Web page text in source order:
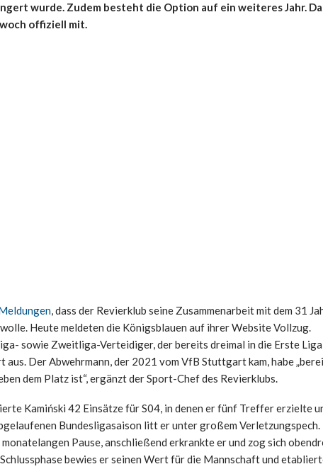
wurde. Zudem besteht die Option auf ein weiteres Jahr.
offiziell mit.
, dass der Revierklub seine Zusammenarbeit mit dem 31
Heute meldeten die Königsblauen auf ihrer Website Vollzug.
sowie Zweitliga-Verteidiger, der bereits dreimal in die Erste Liga
Der Abwehrmann, der 2021 vom VfB Stuttgart kam, habe
dem Platz ist“, ergänzt der Sport-Chef des Revierklubs.
Kamiński 42 Einsätze für S04, in denen er fünf Treffer erzielte
Bundesligasaison litt er unter großem Verletzungspech.
Pause, anschließend erkrankte er und zog sich
bewies er seinen Wert für die Mannschaft und